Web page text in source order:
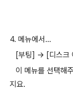
4. 메뉴에서...
[부팅] → [디스크
이 메뉴를 선택해
지요.